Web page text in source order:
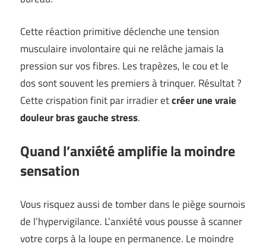
Cette réaction primitive déclenche une tension
musculaire involontaire qui ne relâche jamais la
pression sur vos fibres. Les trapèzes, le cou et le
dos sont souvent les premiers à trinquer. Résultat ?
Cette crispation finit par irradier etcréer une vraie
douleur bras gauche stress.
Quand l’anxiété amplifie la moindre
sensation
Vous risquez aussi de tomber dans le piège sournois
de l’hypervigilance. L’anxiété vous pousse à scanner
votre corps à la loupe en permanence. Le moindre